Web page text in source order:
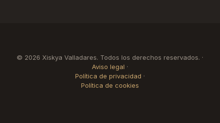
© 2026 Xiskya Valladares. Todos los derechos reservados. ·
Aviso legal ·
Política de privacidad ·
Política de cookies